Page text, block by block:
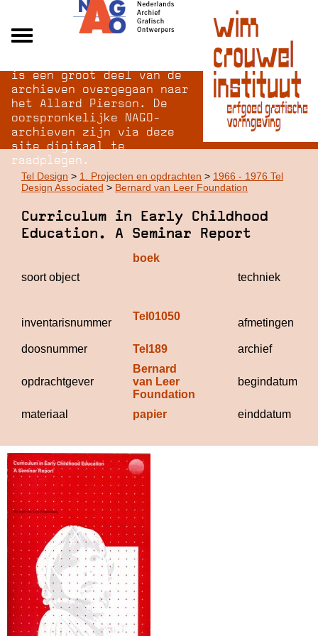
Over NAGO
Over WCI
Inloggen
is een groot deel van de
archieven overgegaan naar
het Allard Pierson. De
oorspronkelijke NAGO-
archieven zijn via deze
site digitaal te
raadplegen.
Tel Design > 1. Projecten en opdrachten > 1966 - 1976 Tel
Design Associated > Bernard van Leer Foundation
Curriculum in Early Childhood
Education. A Seminar Report
soort object
boek
techniek
inventarisnummer
Tel01050
afmetingen
doosnummer Tel189 archief
opdrachtgever
Bernard
van Leer
Foundation
begindatum
materiaal papier einddatum